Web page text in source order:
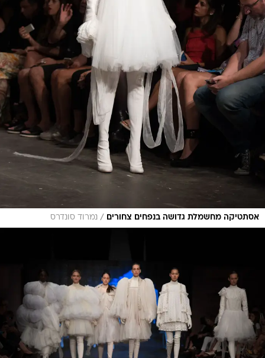
אסתטיקה מחשמלת גדושה בנפחים צחורים / נמרוד סונדרס